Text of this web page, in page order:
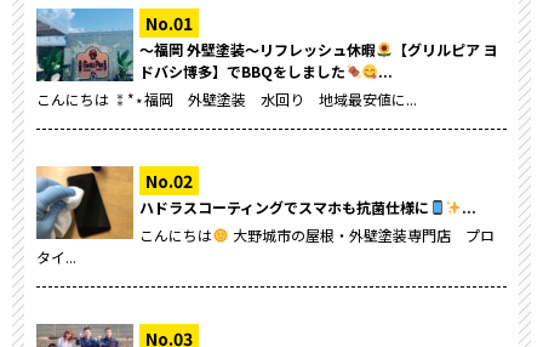
～福岡 外壁塗装～リフレッシュ休暇
【グリルピア ヨ
ドバシ博多】でBBQをしました
...
こんにちは ⁑*⋆福岡 外壁塗装 水回り 地域最安値に...
ハドラスコーティングでスマホも抗菌仕様に
...
こんにちは
大野城市の屋根・外壁塗装専門店 プロ
タイ...